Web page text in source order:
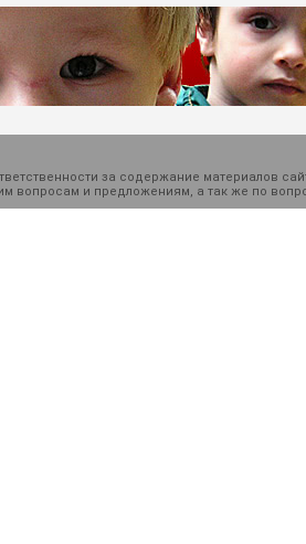
за содержание материалов
вопросам и предложениям, а так же по